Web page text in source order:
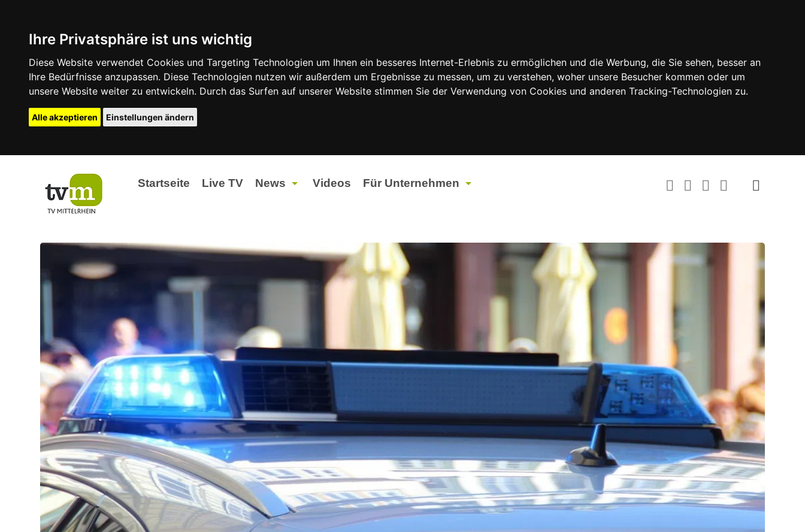
Ihre Privatsphäre ist uns wichtig
Diese Website verwendet Cookies und Targeting Technologien um Ihnen ein besseres Internet-Erlebnis zu ermöglichen und die Werbung, die Sie sehen, besser an
Ihre Bedürfnisse anzupassen. Diese Technologien nutzen wir außerdem um Ergebnisse zu messen, um zu verstehen, woher unsere Besucher kommen oder um
unsere Website weiter zu entwickeln. Durch das Surfen auf unserer Website stimmen Sie der Verwendung von Cookies und anderen Tracking-Technologien zu.
Alle akzeptieren Einstellungen ändern
Startseite Live TV News
Landtagswahlen 2026
Sport
Videos Für Unternehmen